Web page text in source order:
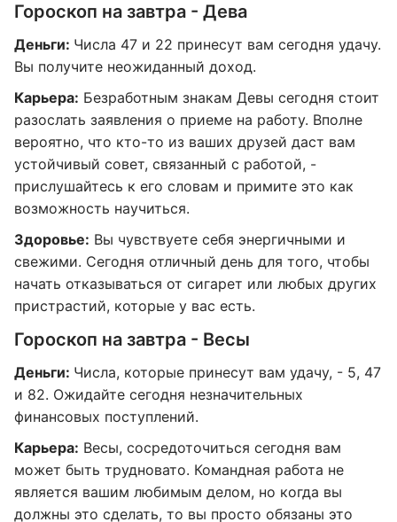
Гороскоп на завтра - Дева
Деньги: Числа 47 и 22 принесут вам сегодня удачу.
Вы получите неожиданный доход.
Карьера: Безработным знакам Девы сегодня стоит
разослать заявления о приеме на работу. Вполне
вероятно, что кто-то из ваших друзей даст вам
устойчивый совет, связанный с работой, -
прислушайтесь к его словам и примите это как
возможность научиться.
Здоровье: Вы чувствуете себя энергичными и
свежими. Сегодня отличный день для того, чтобы
начать отказываться от сигарет или любых других
пристрастий, которые у вас есть.
Гороскоп на завтра - Весы
Деньги: Числа, которые принесут вам удачу, - 5, 47
и 82. Ожидайте сегодня незначительных
финансовых поступлений.
Карьера: Весы, сосредоточиться сегодня вам
может быть трудновато. Командная работа не
является вашим любимым делом, но когда вы
должны это сделать, то вы просто обязаны это